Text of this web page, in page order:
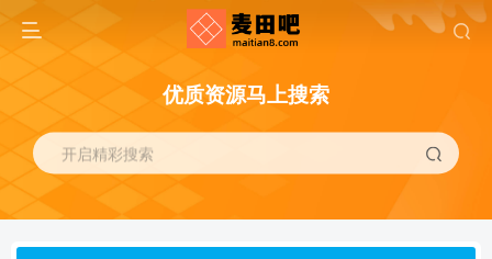
优质资源马上搜索
开启精彩搜索